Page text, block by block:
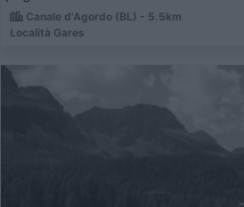
Canale d'Agordo (BL) - 5.5km
Località Gares